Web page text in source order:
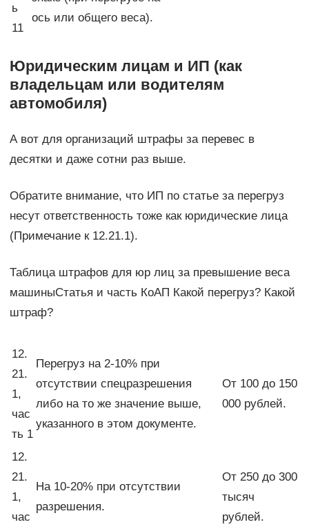
ь
11
ось или общего веса).
Юридическим лицам и ИП (как
владельцам или водителям
автомобиля)
А вот для организаций штрафы за перевес в
десятки и даже сотни раз выше.
Обратите внимание, что ИП по статье за перегруз
несут ответственность тоже как юридические лица
(Примечание к 12.21.1).
Таблица штрафов для юр лиц за превышение веса
машиныСтатья и часть КоАП Какой перегруз? Какой
штраф?
12.
21.
1,
час
ть 1
Перегруз на 2-10% при
отсутствии спецразрешения
либо на то же значение выше,
указанного в этом документе.
От 100 до 150
000 рублей.
12.
21.
1,
час
На 10-20% при отсутствии
разрешения.
От 250 до 300
тысяч
рублей.